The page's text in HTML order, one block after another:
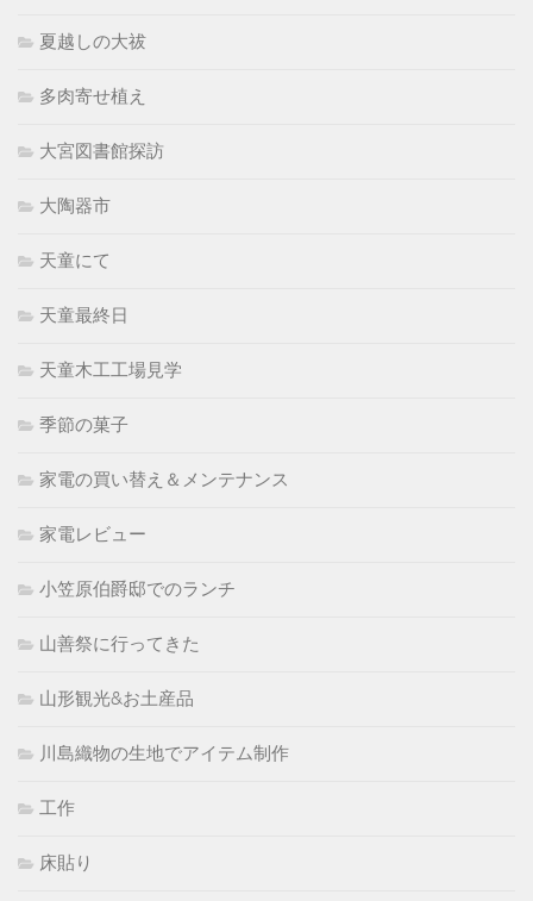
夏越しの大祓
多肉寄せ植え
大宮図書館探訪
大陶器市
天童にて
天童最終日
天童木工工場見学
季節の菓子
家電の買い替え＆メンテナンス
家電レビュー
小笠原伯爵邸でのランチ
山善祭に行ってきた
山形観光&お土産品
川島織物の生地でアイテム制作
工作
床貼り